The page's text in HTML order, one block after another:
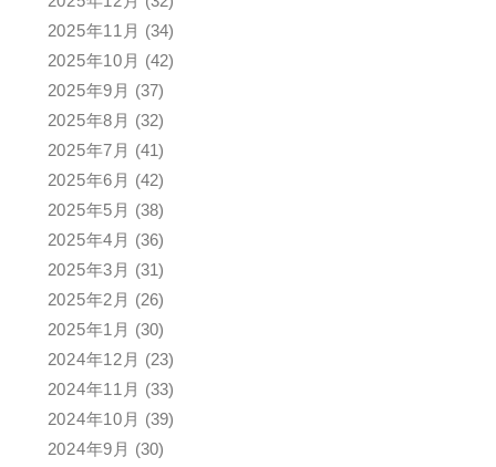
2025年11月 (34)
2025年10月 (42)
2025年9月 (37)
2025年8月 (32)
2025年7月 (41)
2025年6月 (42)
2025年5月 (38)
2025年4月 (36)
2025年3月 (31)
2025年2月 (26)
2025年1月 (30)
2024年12月 (23)
2024年11月 (33)
2024年10月 (39)
2024年9月 (30)